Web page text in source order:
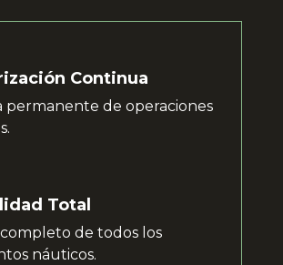
Continua
permanente de operaciones
Total
de todos los
náuticos.